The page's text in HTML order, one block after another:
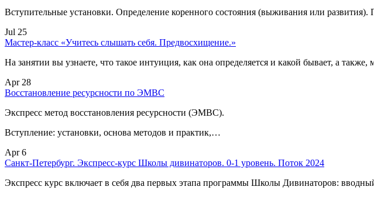
Вступительные установки. Определение коренного состояния (выживания или
Jul 25
Мастер-класс «Учитесь слышать себя. Предвосхищение.»
На занятии вы узнаете, что такое интуиция, как она определяется и какой бывает, а
Apr 28
Восстановление ресурсности по ЭМВС
Экспресс метод восстановления ресурсности (ЭМВС).
Вступление: установки, основа методов и практик,…
Apr 6
Санкт-Петербург. Экспресс-курс Школы дивинаторов. 0-1 уровень. Поток 2024
Экспресс курс включает в себя два первых этапа программы Школы Дивинаторов: